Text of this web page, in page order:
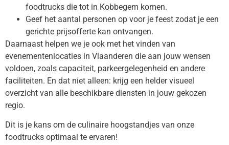
foodtrucks die tot in Kobbegem komen.
Geef het aantal personen op voor je feest zodat je een
gerichte prijsofferte kan ontvangen.
Daarnaast helpen we je ook met het vinden van
evenementenlocaties in Vlaanderen die aan jouw wensen
voldoen, zoals capaciteit, parkeergelegenheid en andere
faciliteiten. En dat niet alleen: krijg een helder visueel
overzicht van alle beschikbare diensten in jouw gekozen
regio.
Dit is je kans om de culinaire hoogstandjes van onze
foodtrucks optimaal te ervaren!